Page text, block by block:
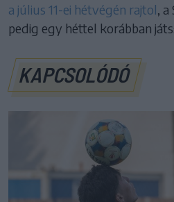
a július 11-ei hétvégén rajtol,
pedig egy héttel korábban
KAPCSOLÓDÓ